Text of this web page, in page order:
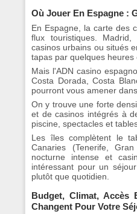
Où Jouer En Espagne :
En Espagne, la carte des
flux touristiques.
casinos urbains ou situés
tapas par quelques heures
Mais l'ADN casino
Costa Dorada, Costa
pourront vous amener
On y trouve une forte
et de casinos intégrés à
piscine, spectacles et
Les îles complètent le
Canaries (Tenerife,
nocturne intense et
intéressant pour un
plutôt que quotidien.
Budget, Climat, Accès
Changent Pour Votre